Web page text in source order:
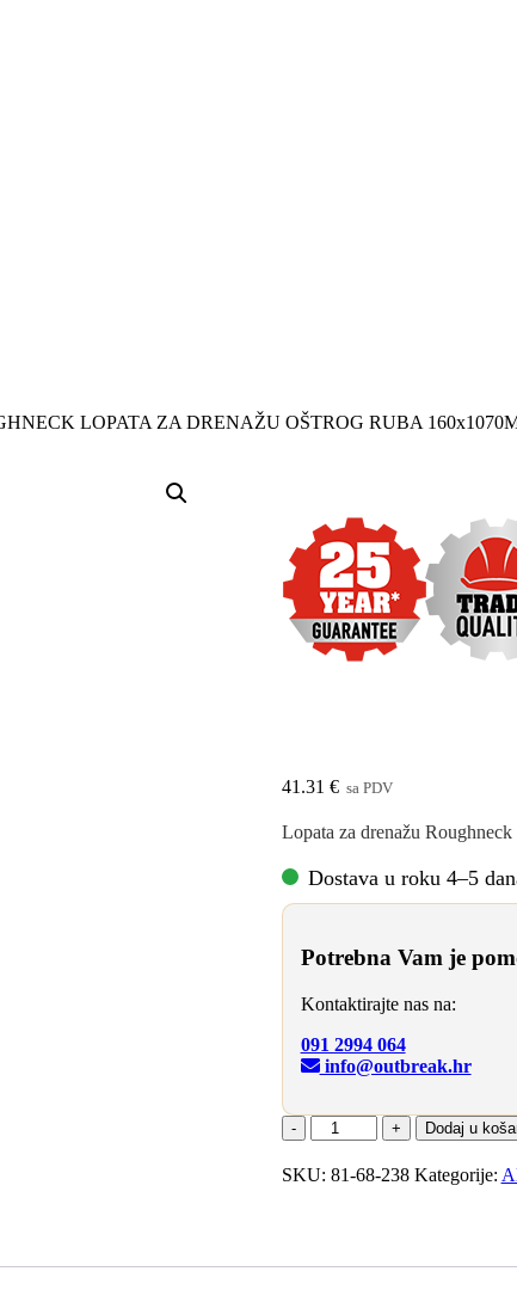
LOPATA ZA DRENAŽU OŠTROG RUBA
41.31 € sa PDV
Lopata za drenažu
Dostava u roku 4–5
Potrebna Vam je
Kontaktirajte nas na:
091 2994 064
info@outbreak.hr
ROUGHNECK
LOPATA
ZA
Dodaj u
SKU: 81-68-238 Kategorije: